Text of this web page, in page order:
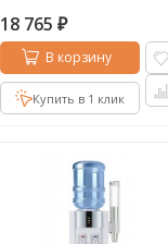
18 765 ₽
В корзину
Купить в 1 клик